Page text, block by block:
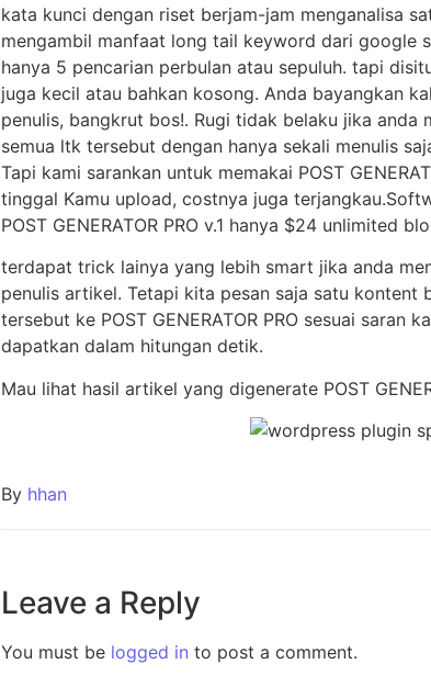
kata kunci dengan riset berjam-jam menganalisa
mengambil manfaat long tail keyword dari google
hanya 5 pencarian perbulan atau sepuluh. tapi
juga kecil atau bahkan kosong. Anda bayangkan
penulis, bangkrut bos!. Rugi tidak belaku jika
semua ltk tersebut dengan hanya sekali menulis
Tapi kami sarankan untuk memakai POST
tinggal Kamu upload, costnya juga
POST GENERATOR PRO v.1 hanya $24 unlimited
terdapat trick lainya yang lebih smart jika anda
penulis artikel. Tetapi kita pesan saja satu
tersebut ke POST GENERATOR PRO sesuai
dapatkan dalam hitungan detik.
Mau lihat hasil artikel yang digenerate POST
By hhan
Leave a Reply
You must be logged in to post a comment.